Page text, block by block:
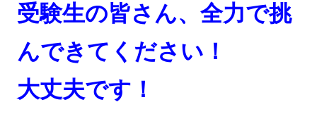
受験生の皆さん、全力で挑
んできてください！
大丈夫です！